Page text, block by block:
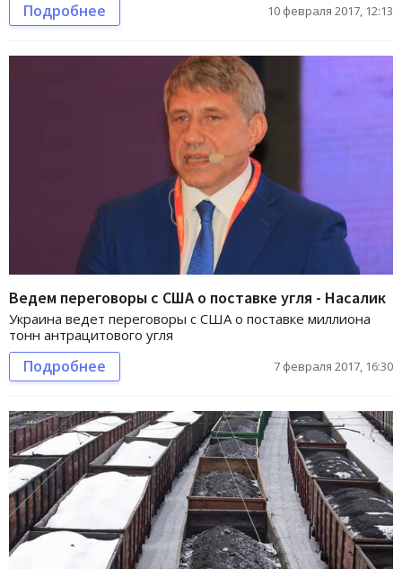
Подробнее 10 февраля 2017, 12:13
Ведем переговоры с США о поставке угля - Насалик
Украина ведет переговоры с США о поставке миллиона
тонн антрацитового угля
Подробнее 7 февраля 2017, 16:30